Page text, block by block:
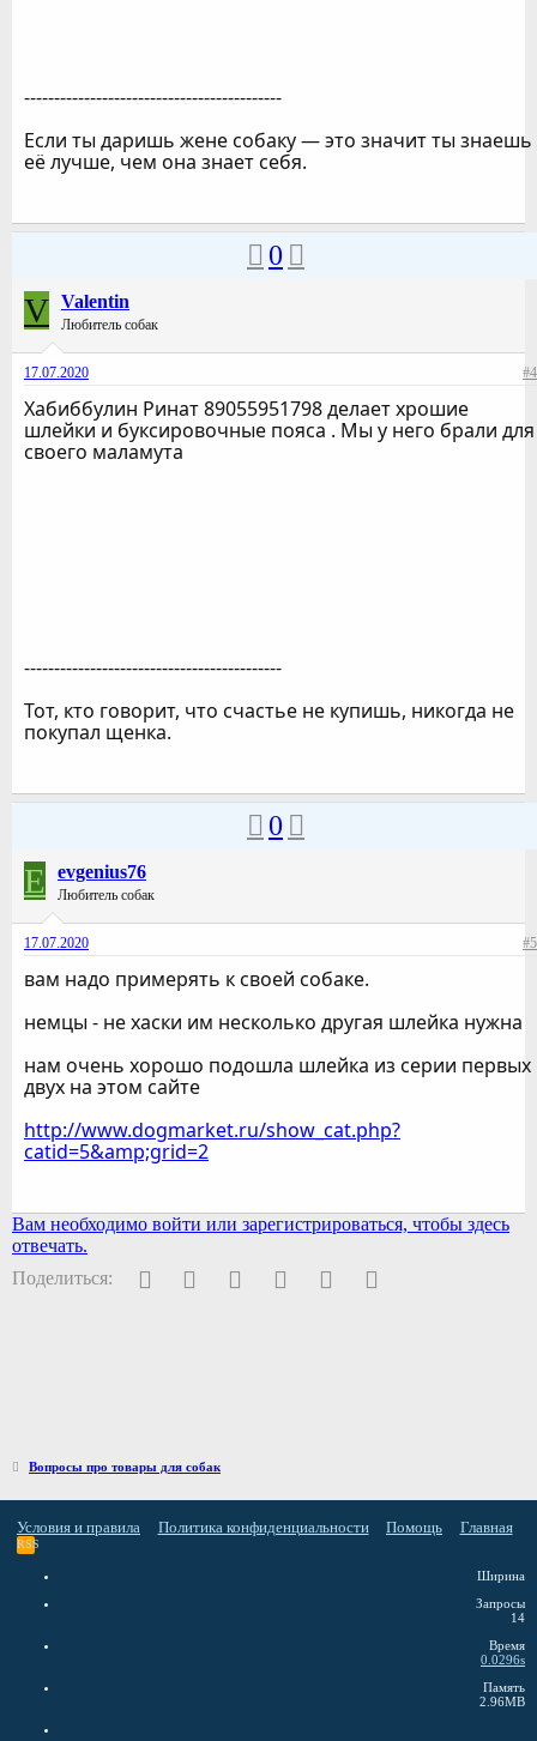
-------------------------------------------
Если ты даришь жене собаку — это значит ты знаешь
её лучше, чем она знает себя.
0
V Valentin
Любитель собак
17.07.2020 #4
Хабиббулин Ринат 89055951798 делает хрошие
шлейки и буксировочные пояса . Мы у него брали для
своего маламута
-------------------------------------------
Тот, кто говорит, что счастье не купишь, никогда не
покупал щенка.
0
E evgenius76
Любитель собак
17.07.2020 #5
вам надо примерять к своей собаке.
немцы - не хаски им несколько другая шлейка нужна
нам очень хорошо подошла шлейка из серии первых
двух на этом сайте
http://www.dogmarket.ru/show_cat.php?
catid=5&amp;grid=2
Вам необходимо войти или зарегистрироваться, чтобы здесь
отвечать.
Поделиться:
FacebookTwitter PinterestWhatsAppЭлектронная почта
Вопросы про товары для собак
Условия и правила Политика конфиденциальности Помощь Главная
RSS
Ширина
Запросы
14
Время
0.0296s
Память
2.96MB